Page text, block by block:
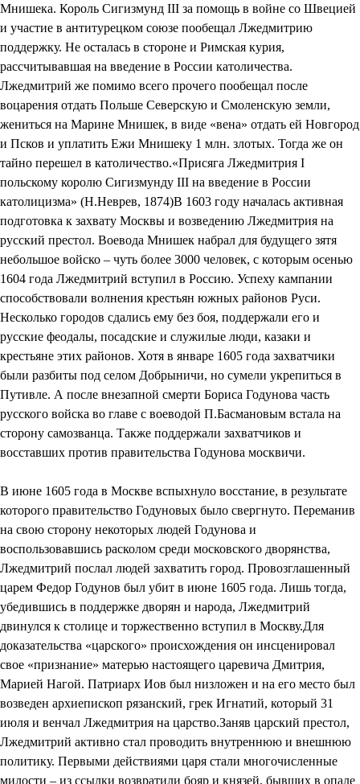
Мнишека. Король Сигизмунд III за помощь в войне со Швецией
и участие в антитурецком союзе пообещал Лжедмитрию
поддержку. Не осталась в стороне и Римская курия,
рассчитывавшая на введение в России католичества.
Лжедмитрий же помимо всего прочего пообещал после
воцарения отдать Польше Северскую и Смоленскую земли,
жениться на Марине Мнишек, в виде «вена» отдать ей Новгород
и Псков и уплатить Ежи Мнишеку 1 млн. злотых. Тогда же он
тайно перешел в католичество.«Присяга Лжедмитрия I
польскому королю Сигизмунду III на введение в России
католицизма» (Н.Неврев, 1874)В 1603 году началась активная
подготовка к захвату Москвы и возведению Лжедмитрия на
русский престол. Воевода Мнишек набрал для будущего зятя
небольшое войско – чуть более 3000 человек, с которым осенью
1604 года Лжедмитрий вступил в Россию. Успеху кампании
способствовали волнения крестьян южных районов Руси.
Несколько городов сдались ему без боя, поддержали его и
русские феодалы, посадские и служилые люди, казаки и
крестьяне этих районов. Хотя в январе 1605 года захватчики
были разбиты под селом Добрыничи, но сумели укрепиться в
Путивле. А после внезапной смерти Бориса Годунова часть
русского войска во главе с воеводой П.Басмановым встала на
сторону самозванца. Также поддержали захватчиков и
восставших против правительства Годунова москвичи.
В июне 1605 года в Москве вспыхнуло восстание, в результате
которого правительство Годуновых было свергнуто. Переманив
на свою сторону некоторых людей Годунова и
воспользовавшись расколом среди московского дворянства,
Лжедмитрий послал людей захватить город. Провозглашенный
царем Федор Годунов был убит в июне 1605 года. Лишь тогда,
убедившись в поддержке дворян и народа, Лжедмитрий
двинулся к столице и торжественно вступил в Москву.Для
доказательства «царского» происхождения он инсценировал
свое «признание» матерью настоящего царевича Дмитрия,
Марией Нагой. Патриарх Иов был низложен и на его место был
возведен архиепископ рязанский, грек Игнатий, который 31
июля и венчал Лжедмитрия на царство.Заняв царский престол,
Лжедмитрий активно стал проводить внутреннюю и внешнюю
политику. Первыми действиями царя стали многочисленные
милости – из ссылки возвратили бояр и князей, бывших в опале